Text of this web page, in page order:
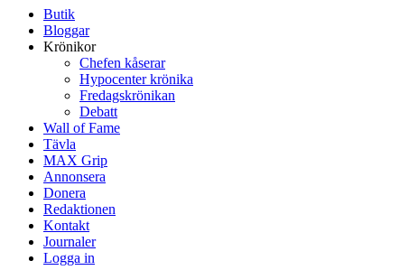
Butik
Bloggar
Krönikor
Chefen kåserar
Hypocenter krönika
Fredagskrönikan
Debatt
Wall of Fame
Tävla
MAX Grip
Annonsera
Donera
Redaktionen
Kontakt
Journaler
Logga in